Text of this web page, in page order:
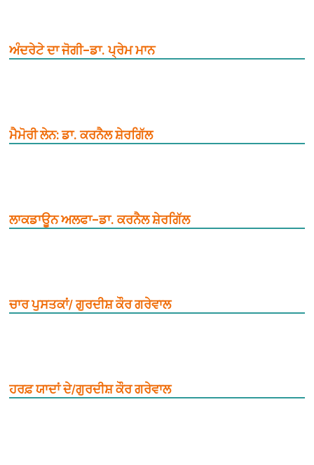
ਅੰਦਰੇਟੇ ਦਾ ਜੋਗੀ–ਡਾ. ਪ੍ਰੇਮ ਮਾਨ
ਮੈਮੋਰੀ ਲੇਨ: ਡਾ. ਕਰਨੈਲ ਸ਼ੇਰਗਿੱਲ
ਲਾਕਡਾਊਨ ਅਲਫਾ–ਡਾ. ਕਰਨੈਲ ਸ਼ੇਰਗਿੱਲ
ਚਾਰ ਪੁਸਤਕਾਂ/ ਗੁਰਦੀਸ਼ ਕੌਰ ਗਰੇਵਾਲ
ਹਰਫ਼ ਯਾਦਾਂ ਦੇ/ਗੁਰਦੀਸ਼ ਕੌਰ ਗਰੇਵਾਲ